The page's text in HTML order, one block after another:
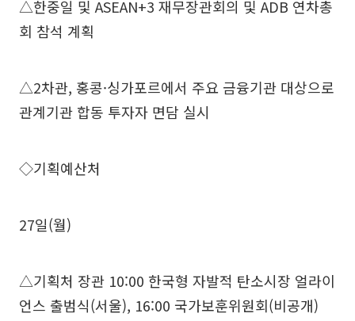
△한중일 및 ASEAN+3 재무장관회의 및 ADB 연차총
회 참석 계획
△2차관, 홍콩·싱가포르에서 주요 금융기관 대상으로
관계기관 합동 투자자 면담 실시
◇기획예산처
27일(월)
△기획처 장관 10:00 한국형 자발적 탄소시장 얼라이
언스 출범식(서울), 16:00 국가보훈위원회(비공개)